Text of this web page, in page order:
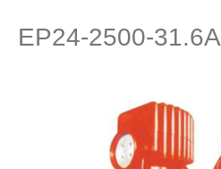
EP24-2500-31.6A